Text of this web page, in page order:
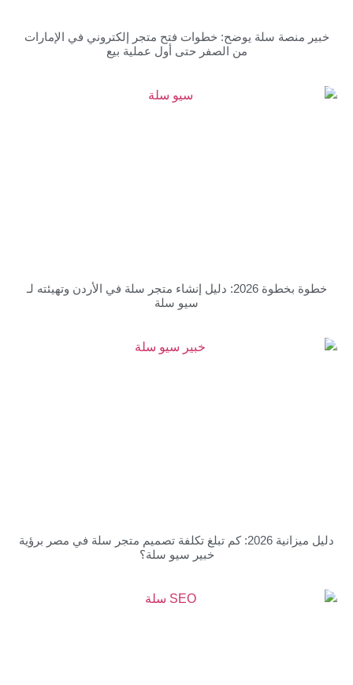
سلة يوضح: خطوات فتح متجر إلكتروني في الإمارات
من الصفر حتى أول عملية بيع
خطوة بخطوة 2026: دليل إنشاء متجر سلة في الأردن وتهيئته لـ
دليل ميزانية 2026: كم تبلغ تكلفة تصميم متجر سلة في مصر برؤية
خبير سيو سلة؟